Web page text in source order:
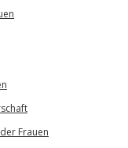
Frauen